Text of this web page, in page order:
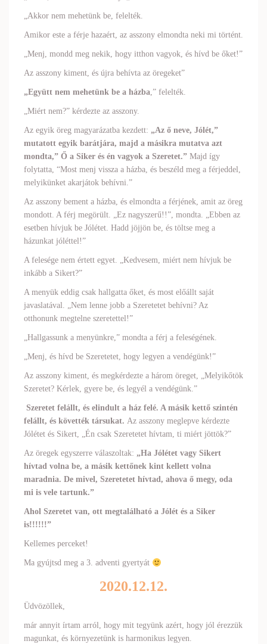
„Akkor nem mehetünk be, felelték.
Amikor este a férje hazaért, az asszony elmondta neki mi történt.
„Menj, mondd meg nekik, hogy itthon vagyok, és hívd be őket!”
Az asszony kiment, és újra behívta az öregeket”
„Együtt nem mehetünk be a házba,” felelték.
„Miért nem?” kérdezte az asszony.
Az egyik öreg magyarázatba kezdett: „Az ő neve, Jólét,”
mutatott egyik barátjára, majd a másikra mutatva azt
mondta,” Ő a Siker és én vagyok a Szeretet.” Majd így
folytatta, “Most menj vissza a házba, és beszéld meg a férjeddel,
melyikünket akarjátok behívni.”
Az asszony bement a házba, és elmondta a férjének, amit az öreg
mondott. A férj megörült. „Ez nagyszerű!!”, mondta. „Ebben az
esetben hívjuk be Jólétet. Hadd jöjjön be, és töltse meg a
házunkat jóléttel!”
A felesége nem értett egyet. „Kedvesem, miért nem hívjuk be
inkább a Sikert?”
A menyük eddig csak hallgatta őket, és most előállt saját
javaslatával. „Nem lenne jobb a Szeretetet behívni? Az
otthonunk megtelne szeretettel!”
„Hallgassunk a menyünkre,” mondta a férj a feleségének.
„Menj, és hívd be Szeretetet, hogy legyen a vendégünk!”
Az asszony kiment, és megkérdezte a három öreget, „Melyikőtök
Szeretet? Kérlek, gyere be, és legyél a vendégünk.”
Szeretet felállt, és elindult a ház felé. A másik kettő szintén
felállt, és követték társukat. Az asszony meglepve kérdezte
Jólétet és Sikert, „Én csak Szeretetet hívtam, ti miért jöttök?”
Az öregek egyszerre válaszoltak: „Ha Jólétet vagy Sikert
hívtad volna be, a másik kettőnek kint kellett volna
maradnia. De mivel, Szeretetet hívtad, ahova ő megy, oda
mi is vele tartunk.”
Ahol Szeretet van, ott megtalálható a Jólét és a Siker
is!!!!!!”
Kellemes perceket!
Ma gyújtsd meg a 3. adventi gyertyát
2020.12.12.
Üdvözöllek,
már annyit írtam arról, hogy mit tegyünk azért, hogy jól érezzük
magunkat, és környezetünk is harmonikus legyen.